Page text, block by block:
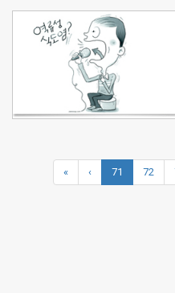
« ‹ 71 72